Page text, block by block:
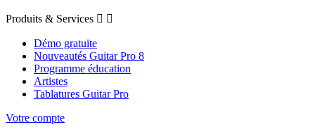
Produits & Services  
Démo gratuite
Nouveautés Guitar Pro 8
Programme éducation
Artistes
Tablatures Guitar Pro
Votre compte